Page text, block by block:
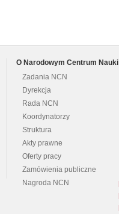
O Narodowym Centrum Nauki
Zadania NCN
Dyrekcja
Rada NCN
Koordynatorzy
Struktura
Akty prawne
Oferty pracy
Zamówienia publiczne
Nagroda NCN